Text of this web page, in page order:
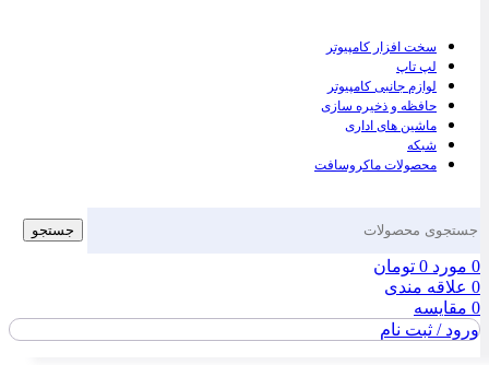
سخت افزار کامپیوتر
لپ تاپ
لوازم جانبی کامپیوتر
حافظه و ذخیره سازی
ماشین های اداری
شبکه
محصولات ماکروسافت
جستجو
0 مورد 0 تومان
0 علاقه مندی
0 مقايسه
ورود / ثبت نام